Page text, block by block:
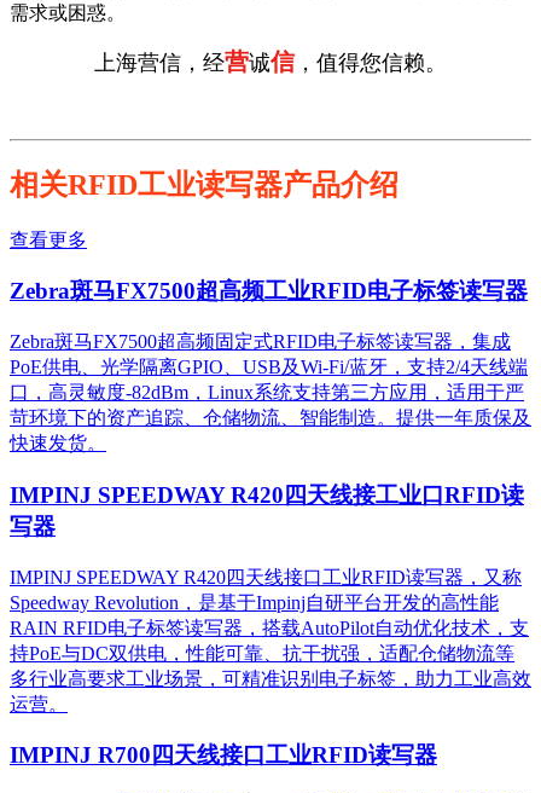
需求或困惑。
上海营信，经营诚信，值得您信赖。
相关RFID工业读写器产品介绍
查看更多
Zebra斑马FX7500超高频工业RFID电子标签读写器
Zebra斑马FX7500超高频固定式RFID电子标签读写器，集成
PoE供电、光学隔离GPIO、USB及Wi-Fi/蓝牙，支持2/4天线端
口，高灵敏度-82dBm，Linux系统支持第三方应用，适用于严
苛环境下的资产追踪、仓储物流、智能制造。提供一年质保及
快速发货。
IMPINJ SPEEDWAY R420四天线接工业口RFID读
写器
IMPINJ SPEEDWAY R420四天线接口工业RFID读写器，又称
Speedway Revolution，是基于Impinj自研平台开发的高性能
RAIN RFID电子标签读写器，搭载AutoPilot自动优化技术，支
持PoE与DC双供电，性能可靠、抗干扰强，适配仓储物流等
多行业高要求工业场景，可精准识别电子标签，助力工业高效
运营。​
IMPINJ R700四天线接口工业RFID读写器